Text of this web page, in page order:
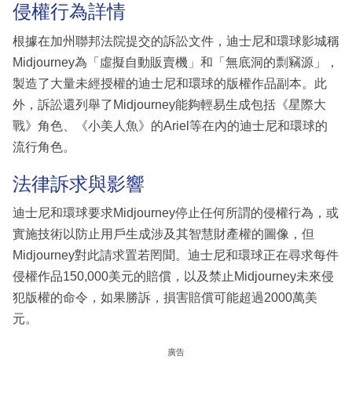
侵權行為詳情
根據在加州聯邦法院提交的訴訟文件，迪士尼和環球影城稱
Midjourney為「虛擬自動販賣機」和「無底洞的剽竊源」，
製造了大量未經授權的迪士尼和環球的版權作品副本。此
外，訴訟還列舉了Midjourney能夠輕易生成包括《星際大
戰》角色、《小美人魚》的Ariel等在內的迪士尼和環球的
流行角色。
法律訴求與影響
迪士尼和環球要求Midjourney停止任何所謂的侵權行為，或
實施技術以防止用戶生成涉及其智慧財產權的圖像，但
Midjourney對此請求置若罔聞。迪士尼和環球正在尋求每件
侵權作品150,000美元的賠償，以及禁止Midjourney未來侵
犯版權的命令，如果勝訴，損害賠償可能超過2000萬美
元。
廣告